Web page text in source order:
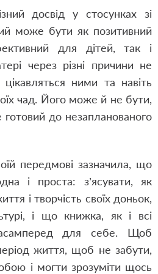
досвід у стосунках зі
може бути як позитивний
для дітей, так і
через різні причини не
ними та навіть
чад. Його може й не бути,
готовий до незапланованого
передмові зазначила, що
і проста: з’ясувати, як
і творчість своїх доньок,
і що книжка, як і всі
для себе. Щоб
життя, щоб не забути,
і могти зрозуміти щось